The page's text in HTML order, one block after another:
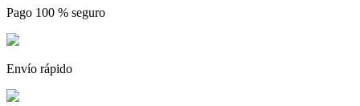
Pago 100 % seguro
Envío rápido